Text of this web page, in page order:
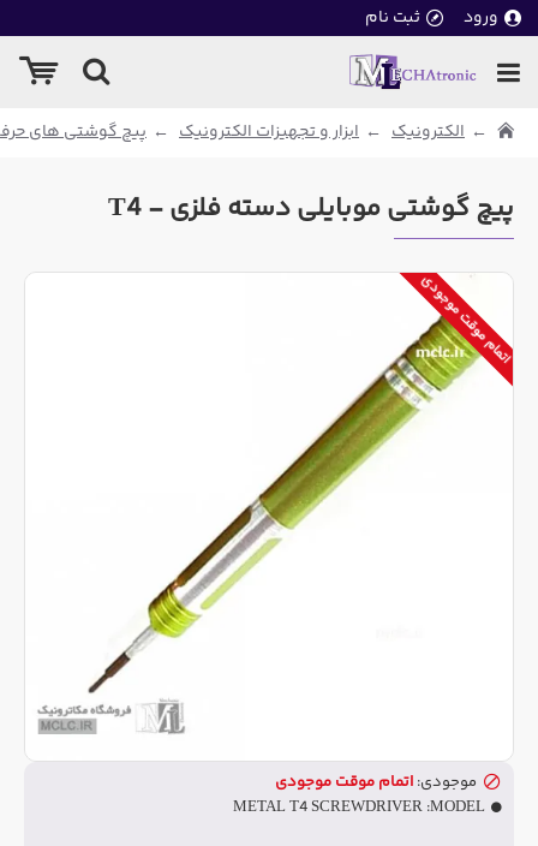
ورود ثبت نام
الکترونیک ابزار و تجهیزات الکترونیک پیچ گوشتی های
پیچ گوشتی موبایلی دسته فلزی - T4
اتمام موقت موجودی
موجودی: اتمام موقت موجودی
MODEL:
METAL T4 SCREWDRIVER